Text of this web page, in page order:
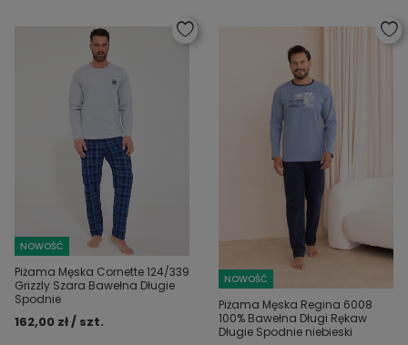
NOWOŚĆ
Piżama Męska Cornette 124/339
Grizzly Szara Bawełna Długie
Spodnie
162,00 zł / szt.
NOWOŚĆ
Piżama Męska Regina 6008
100% Bawełna Długi Rękaw
Długie Spodnie niebieski